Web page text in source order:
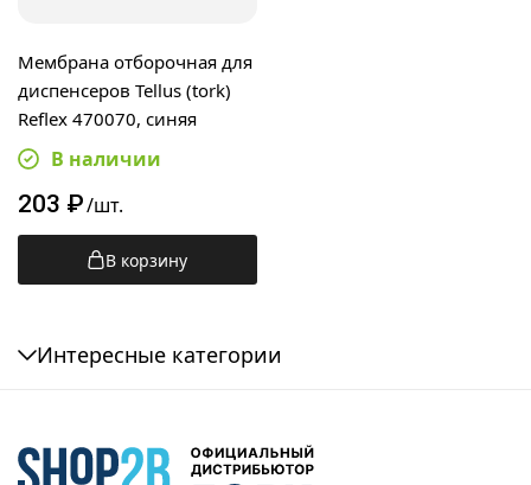
Мембрана отборочная для
диспенсеров Tellus (tork)
Reflex 470070, синяя
В наличии
203 ₽/шт.
В корзину
Интересные категории